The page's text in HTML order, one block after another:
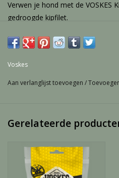
Verwen je hond met de VOSKES
gedroogde kipfilet.
Kip 95%, maiszetmeel, glycerine,
Voskes
Aan verlanglijst toevoegen /
Gerelateerde